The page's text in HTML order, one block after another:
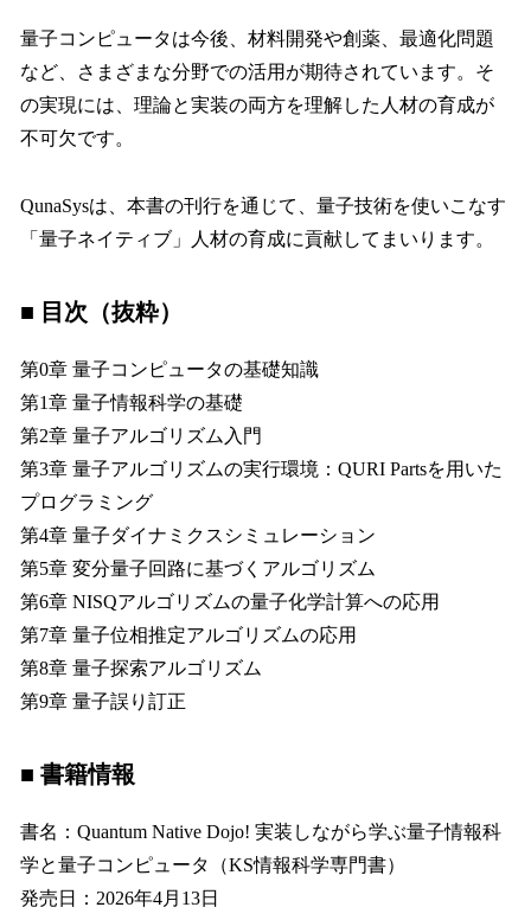
量子コンピュータは今後、材料開発や創薬、最適化問題
など、さまざまな分野での活用が期待されています。そ
の実現には、理論と実装の両方を理解した人材の育成が
不可欠です。
QunaSysは、本書の刊行を通じて、量子技術を使いこなす
「量子ネイティブ」人材の育成に貢献してまいります。
■ 目次（抜粋）
第0章 量子コンピュータの基礎知識
第1章 量子情報科学の基礎
第2章 量子アルゴリズム入門
第3章 量子アルゴリズムの実行環境：QURI Partsを用いた
プログラミング
第4章 量子ダイナミクスシミュレーション
第5章 変分量子回路に基づくアルゴリズム
第6章 NISQアルゴリズムの量子化学計算への応用
第7章 量子位相推定アルゴリズムの応用
第8章 量子探索アルゴリズム
第9章 量子誤り訂正
■ 書籍情報
書名：Quantum Native Dojo! 実装しながら学ぶ量子情報科
学と量子コンピュータ（KS情報科学専門書）
発売日：2026年4月13日